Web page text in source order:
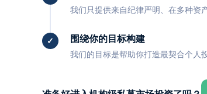
我们只提供来自纪律严明、在多种资
围绕你的目标构建
我们的目标是帮助你打造最契合个人